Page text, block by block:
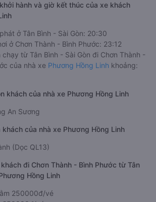
hành và giờ kết thúc của xe khách
ở Tân Bình - Sài Gòn: 20:30
ở Chơn Thành - Bình Phước: 23:12
chạy từ Tân Bình - Sài Gòn đi Chơn Thành -
của nhà xe Phương Hồng Linh khoảng:
khách của nhà xe Phương Hồng Linh
An Sương
khách của nhà xe Phương Hồng Linh
(Dọc QL13)
đi Chơn Thành - Bình Phước từ Tân
Hồng Linh
250000đ/vé